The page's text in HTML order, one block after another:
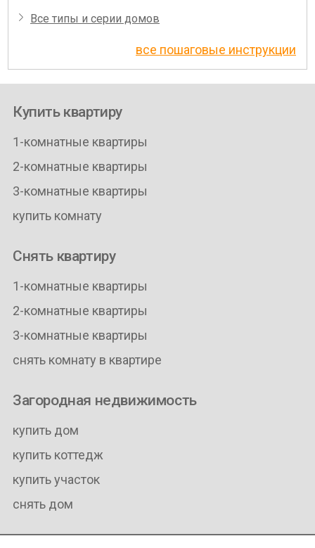
Все типы и серии домов
все пошаговые инструкции
Купить квартиру
1-комнатные квартиры
2-комнатные квартиры
3-комнатные квартиры
купить комнату
Снять квартиру
1-комнатные квартиры
2-комнатные квартиры
3-комнатные квартиры
снять комнату в квартире
Загородная недвижимость
купить дом
купить коттедж
купить участок
снять дом